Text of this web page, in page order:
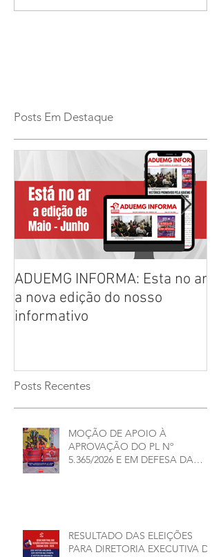
Posts Em Destaque
ADUEMG INFORMA: Esta no ar
a nova edição do nosso
informativo
Posts Recentes
MOÇÃO DE APOIO À
APROVAÇÃO DO PL Nº
5.365/2026 E EM DEFESA DA
RESULTADO DAS ELEIÇÕES
PARA DIRETORIA EXECUTIVA DA